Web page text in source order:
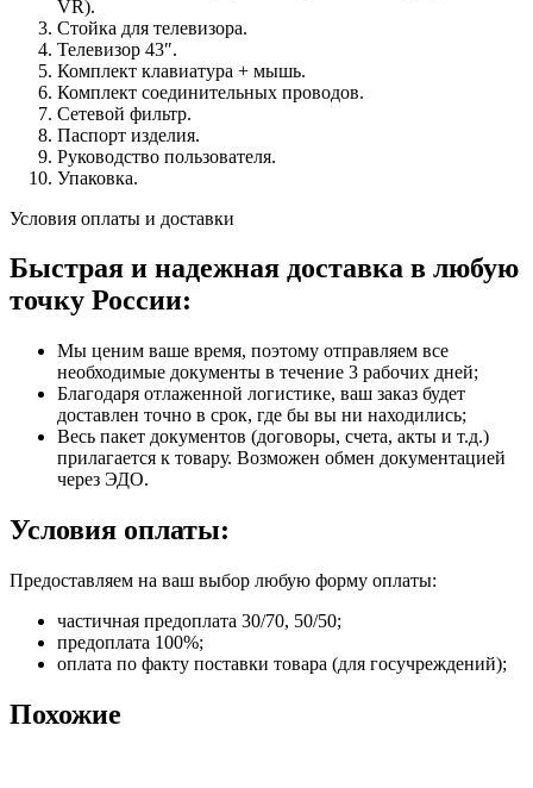
VR).
Стойка для телевизора.
Телевизор 43″.
Комплект клавиатура + мышь.
Комплект соединительных проводов.
Сетевой фильтр.
Паспорт изделия.
Руководство пользователя.
Упаковка.
Условия оплаты и доставки
Быстрая и надежная доставка в любую
точку России:
Мы ценим ваше время, поэтому отправляем все
необходимые документы в течение 3 рабочих дней;
Благодаря отлаженной логистике, ваш заказ будет
доставлен точно в срок, где бы вы ни находились;
Весь пакет документов (договоры, счета, акты и т.д.)
прилагается к товару. Возможен обмен документацией
через ЭДО.
Условия оплаты:
Предоставляем на ваш выбор любую форму оплаты:
частичная предоплата 30/70, 50/50;
предоплата 100%;
оплата по факту поставки товара (для госучреждений);
Похожие